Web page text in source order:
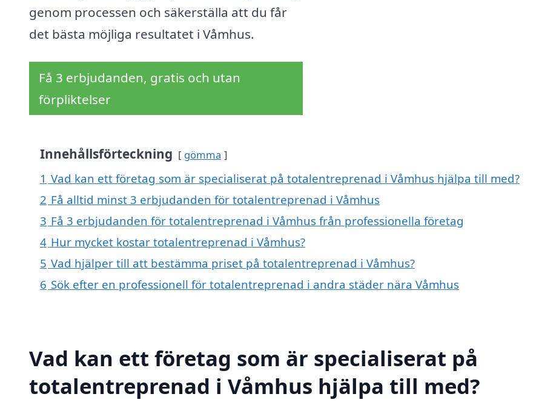
genom processen och säkerställa att du får
det bästa möjliga resultatet i Våmhus.
Få 3 erbjudanden, gratis och utan
förpliktelser
Innehållsförteckning gömma
1 Vad kan ett företag som är specialiserat på totalentreprenad i Våmhus hjälpa till med?
2 Få alltid minst 3 erbjudanden för totalentreprenad i Våmhus
3 Få 3 erbjudanden för totalentreprenad i Våmhus från professionella företag
4 Hur mycket kostar totalentreprenad i Våmhus?
5 Vad hjälper till att bestämma priset på totalentreprenad i Våmhus?
6 Sök efter en professionell för totalentreprenad i andra städer nära Våmhus
Vad kan ett företag som är specialiserat på
totalentreprenad i Våmhus hjälpa till med?